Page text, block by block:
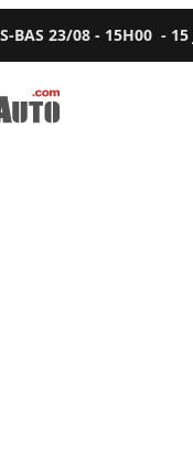
BAS 23/08 - 15H00 - 15